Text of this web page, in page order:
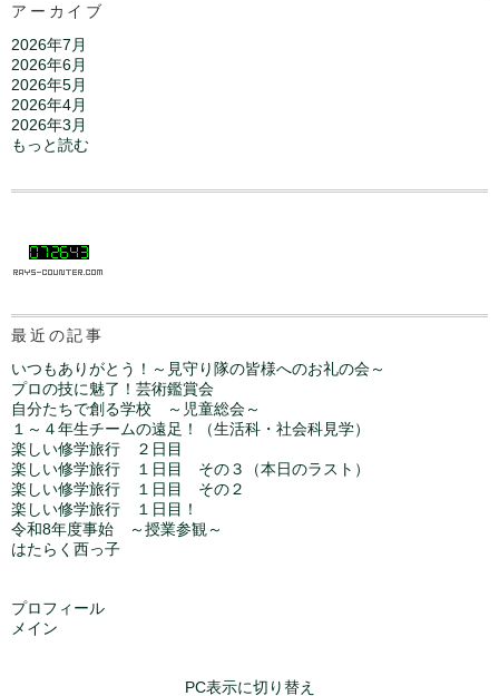
アーカイブ
2026年7月
2026年6月
2026年5月
2026年4月
2026年3月
もっと読む
最近の記事
いつもありがとう！～見守り隊の皆様へのお礼の会～
プロの技に魅了！芸術鑑賞会
自分たちで創る学校 ～児童総会～
１～４年生チームの遠足！（生活科・社会科見学）
楽しい修学旅行 ２日目
楽しい修学旅行 １日目 その３（本日のラスト）
楽しい修学旅行 １日目 その２
楽しい修学旅行 １日目！
令和8年度事始 ～授業参観～
はたらく西っ子
プロフィール
メイン
PC表示に切り替え